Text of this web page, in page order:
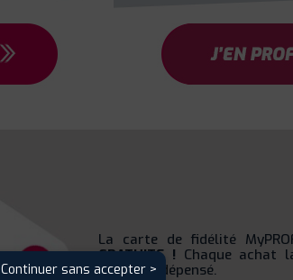
La carte de fidélité
GRATUITE ! Chaque achat
montant dépensé.
Continuer sans accepter >